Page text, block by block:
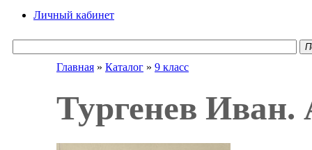
Личный кабинет
Главная » Каталог » 9 класс
Тургенев Иван.